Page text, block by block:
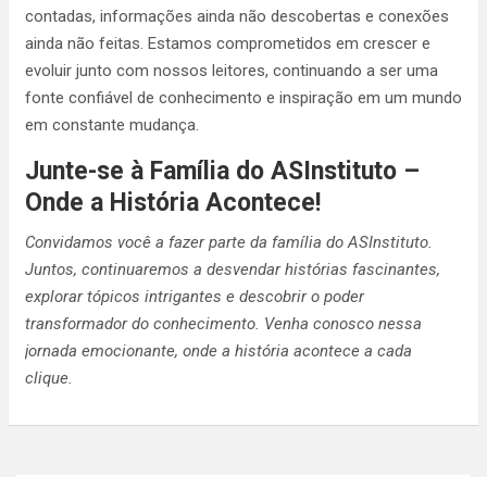
contadas, informações ainda não descobertas e conexões
ainda não feitas. Estamos comprometidos em crescer e
evoluir junto com nossos leitores, continuando a ser uma
fonte confiável de conhecimento e inspiração em um mundo
em constante mudança.
Junte-se à Família do ASInstituto –
Onde a História Acontece!
Convidamos você a fazer parte da família do ASInstituto.
Juntos, continuaremos a desvendar histórias fascinantes,
explorar tópicos intrigantes e descobrir o poder
transformador do conhecimento. Venha conosco nessa
jornada emocionante, onde a história acontece a cada
clique.